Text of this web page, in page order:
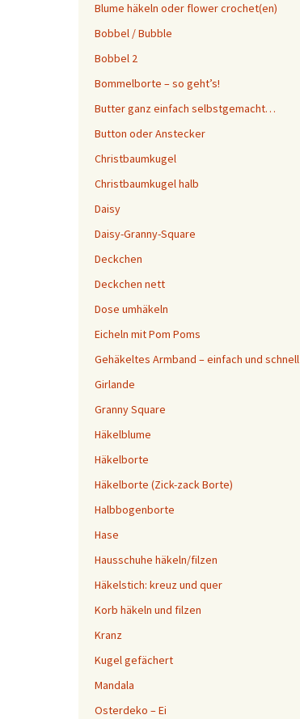
Blume häkeln oder flower crochet(en)
Bobbel / Bubble
Bobbel 2
Bommelborte – so geht’s!
Butter ganz einfach selbstgemacht…
Button oder Anstecker
Christbaumkugel
Christbaumkugel halb
Daisy
Daisy-Granny-Square
Deckchen
Deckchen nett
Dose umhäkeln
Eicheln mit Pom Poms
Gehäkeltes Armband – einfach und schnell
Girlande
Granny Square
Häkelblume
Häkelborte
Häkelborte (Zick-zack Borte)
Halbbogenborte
Hase
Hausschuhe häkeln/filzen
Häkelstich: kreuz und quer
Korb häkeln und filzen
Kranz
Kugel gefächert
Mandala
Osterdeko – Ei